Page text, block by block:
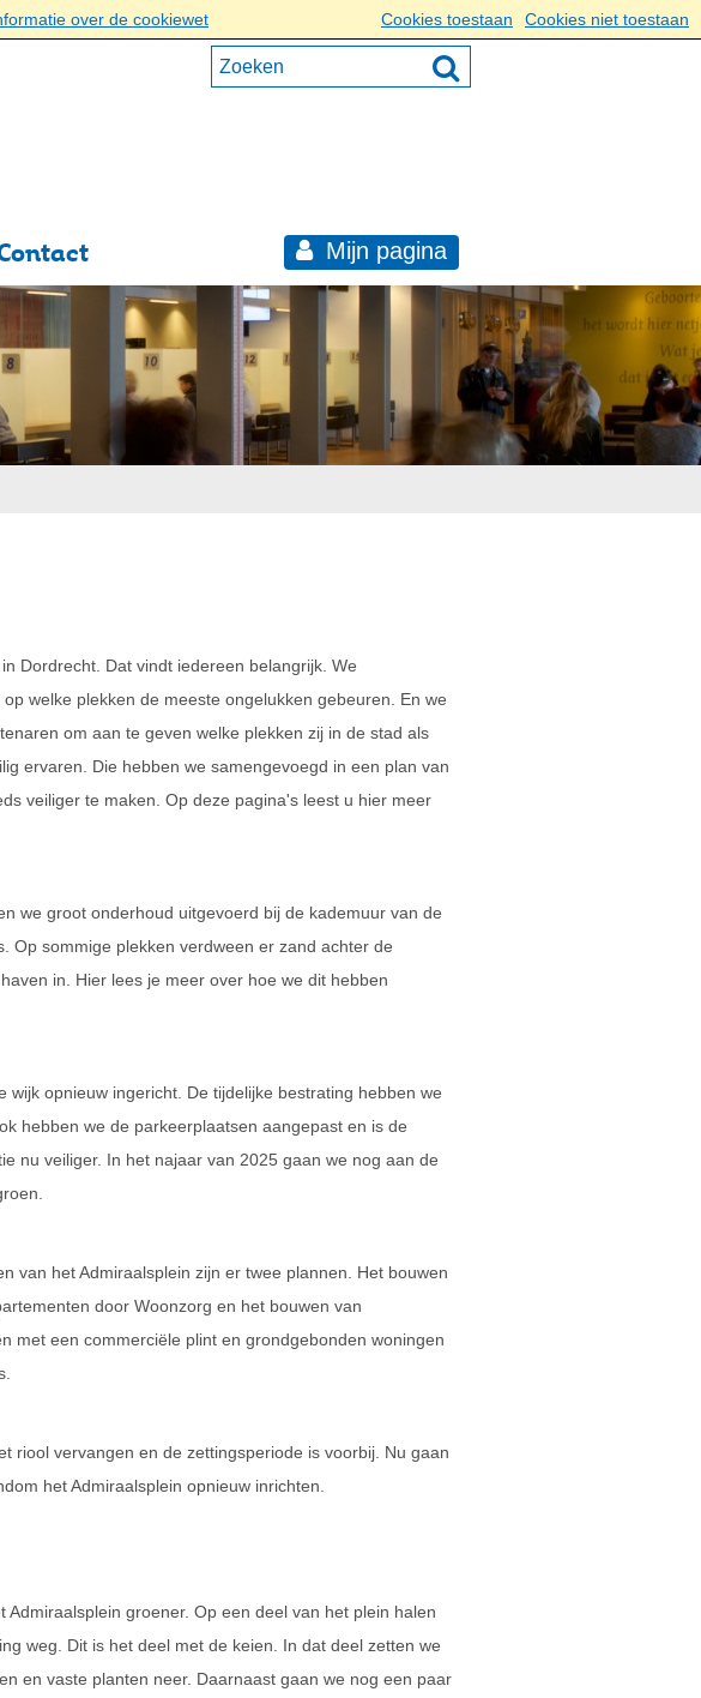
over de cookiewet Cookies toestaan Cookies niet toestaan
Mijn pagina
Dordrecht. Dat vindt iedereen belangrijk. We
welke plekken de meeste ongelukken gebeuren. En we
om aan te geven welke plekken zij in de stad als
ervaren. Die hebben we samengevoegd in een plan van
veiliger te maken. Op deze pagina's leest u hier meer
we groot onderhoud uitgevoerd bij de kademuur van de
Op sommige plekken verdween er zand achter de
in. Hier lees je meer over hoe we dit hebben
wijk opnieuw ingericht. De tijdelijke bestrating hebben we
hebben we de parkeerplaatsen aangepast en is de
nu veiliger. In het najaar van 2025 gaan we nog aan de
van het Admiraalsplein zijn er twee plannen. Het bouwen
door Woonzorg en het bouwen van
met een commerciële plint en grondgebonden woningen
riool vervangen en de zettingsperiode is voorbij. Nu gaan
het Admiraalsplein opnieuw inrichten.
Admiraalsplein groener. Op een deel van het plein halen
weg. Dit is het deel met de keien. In dat deel zetten we
en vaste planten neer. Daarnaast gaan we nog een paar